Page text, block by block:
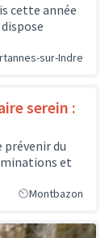
cette année
sur-Indre
serein :
du
et
Montbazon